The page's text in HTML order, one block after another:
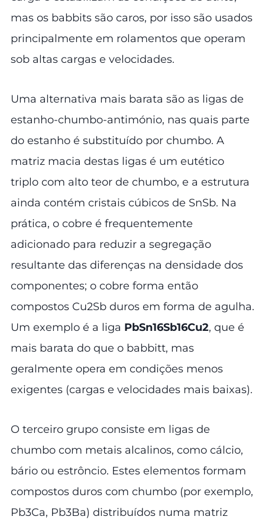
mas os babbits são caros, por isso são usados
principalmente em rolamentos que operam
sob altas cargas e velocidades.
Uma alternativa mais barata são as ligas de
estanho-chumbo-antimónio, nas quais parte
do estanho é substituído por chumbo. A
matriz macia destas ligas é um eutético
triplo com alto teor de chumbo, e a estrutura
ainda contém cristais cúbicos de SnSb. Na
prática, o cobre é frequentemente
adicionado para reduzir a segregação
resultante das diferenças na densidade dos
componentes; o cobre forma então
compostos Cu2Sb duros em forma de agulha.
Um exemplo é a liga PbSn16Sb16Cu2, que é
mais barata do que o babbitt, mas
geralmente opera em condições menos
exigentes (cargas e velocidades mais baixas).
O terceiro grupo consiste em ligas de
chumbo com metais alcalinos, como cálcio,
bário ou estrôncio. Estes elementos formam
compostos duros com chumbo (por exemplo,
Pb3Ca, Pb3Ba) distribuídos numa matriz